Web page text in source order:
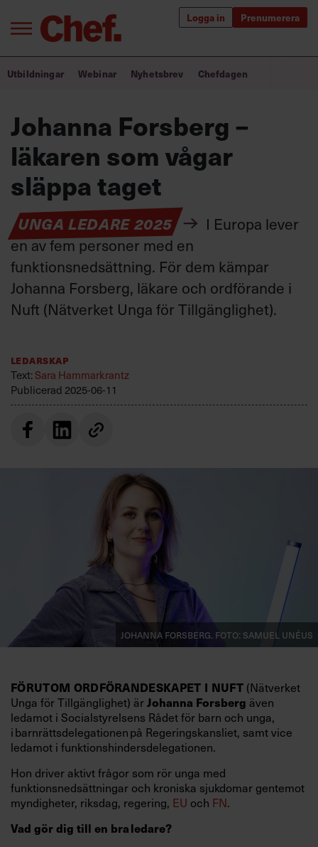
Logga in Prenumerera
Logga in
Prenumerera
Annonsera
Om oss
Kontakta oss
Kundservice
Sök
efter:
Bra ledare förändrar världen
Utbildning för ledare
Chefakademin+
Populära utbildningar
Utbildningar Webinar Nyhetsbrev Chefdagen
Johanna Forsberg –
läkaren som vågar
släppa taget
UNGA LEDARE 2025
I Europa lever
en av fem personer med en
funktionsnedsättning. För dem kämpar
Johanna Forsberg, läkare och ordförande i
Nuft (Nätverket Unga för Tillgänglighet).
Ledarskap
Text: Sara Hammarkrantz
Publicerad 2025-06-11
Johanna Forsberg. Foto: Samuel Unéus
FÖRUTOM ORDFÖRANDESKAPET I NUFT(Nätverket
Unga för Tillgänglighet) ärJohanna Forsberg även
ledamot i Socialstyrelsens Rådet för barn och unga,
i barnrättsdelegationen på Regeringskansliet, samt vice
ledamot i funktionshindersdelegationen.
Hon driver aktivt frågor som rör unga med
funktionsnedsättningar och kroniska sjukdomar gentemot
myndigheter, riksdag, regering, EU och FN.
Vad gör dig till en bra ledare?